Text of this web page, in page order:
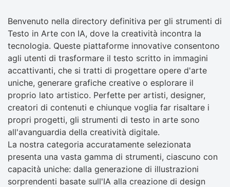
Benvenuto nella directory definitiva per gli strumenti di
Testo in Arte con IA, dove la creatività incontra la
tecnologia. Queste piattaforme innovative consentono
agli utenti di trasformare il testo scritto in immagini
accattivanti, che si tratti di progettare opere d'arte
uniche, generare grafiche creative o esplorare il
proprio lato artistico. Perfette per artisti, designer,
creatori di contenuti e chiunque voglia far risaltare i
propri progetti, gli strumenti di testo in arte sono
all'avanguardia della creatività digitale.
La nostra categoria accuratamente selezionata
presenta una vasta gamma di strumenti, ciascuno con
capacità uniche: dalla generazione di illustrazioni
sorprendenti basate sull'IA alla creazione di design